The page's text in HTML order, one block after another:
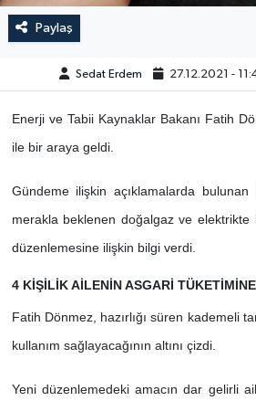
Paylaş
Sedat Erdem 27.12.2021 -
Enerji ve Tabii Kaynaklar Bakanı Fatih
ile bir araya geldi.
Gündeme ilişkin açıklamalarda
merakla beklenen doğalgaz ve elektrikte
düzenlemesine ilişkin bilgi verdi.
4 KİŞİLİK AİLENİN ASGARİ
Fatih Dönmez, hazırlığı süren kademeli
kullanım sağlayacağının altını çizdi.
Yeni düzenlemedeki amacın dar gelirli